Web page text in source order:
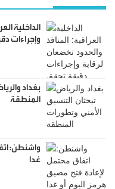
الداخلية
وإجراءات
بغداد
المنطقة
واشنطن:
غدا